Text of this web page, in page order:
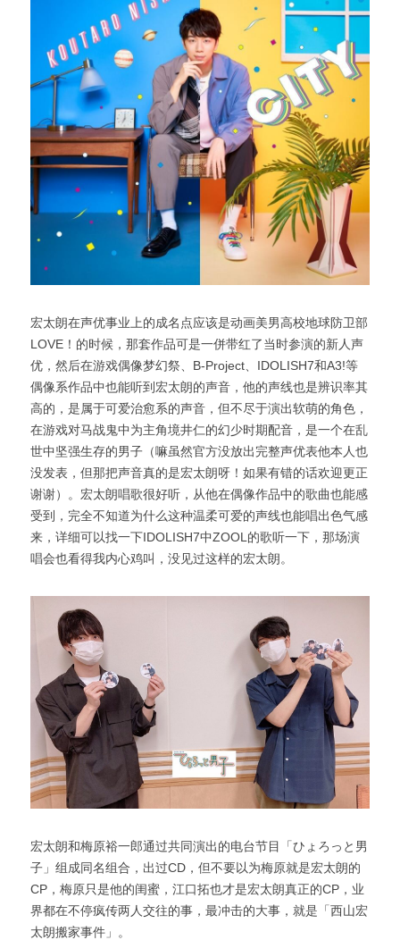
宏太朗在声优事业上的成名点应该是动画美男高校地球防卫部
LOVE！的时候，那套作品可是一併带红了当时参演的新人声
优，然后在游戏偶像梦幻祭、B-Project、IDOLISH7和A3!等
偶像系作品中也能听到宏太朗的声音，他的声线也是辨识率其
高的，是属于可爱治愈系的声音，但不尽于演出软萌的角色，
在游戏对马战鬼中为主角境井仁的幻少时期配音，是一个在乱
世中坚强生存的男子（嘛虽然官方没放出完整声优表他本人也
没发表，但那把声音真的是宏太朗呀！如果有错的话欢迎更正
谢谢）。宏太朗唱歌很好听，从他在偶像作品中的歌曲也能感
受到，完全不知道为什么这种温柔可爱的声线也能唱出色气感
来，详细可以找一下IDOLISH7中ZOOL的歌听一下，那场演
唱会也看得我内心鸡叫，没见过这样的宏太朗。
宏太朗和梅原裕一郎通过共同演出的电台节目「ひょろっと男
子」组成同名组合，出过CD，但不要以为梅原就是宏太朗的
CP，梅原只是他的闺蜜，江口拓也才是宏太朗真正的CP，业
界都在不停疯传两人交往的事，最冲击的大事，就是「西山宏
太朗搬家事件」。